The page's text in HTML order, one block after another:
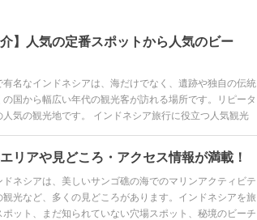
】人気の定番スポットから人気のビー
名なインドネシアは、海だけでなく、遺跡や独自の伝統
国から幅広い年代の観光客が訪れる場所です。リピータ
気の観光地です。 インドネシア旅行に役立つ人気観光
リアや見どころ・アクセス情報が満載！
ネシアは、美しいサンゴ礁の海でのマリンアクティビテ
光など、多くの見どころがあります。インドネシアを旅
ット、まだ知られていない穴場スポット、秘境のビーチ